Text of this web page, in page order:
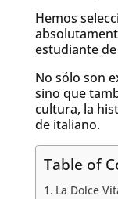
Hemos
estudiante
No sólo son
sino que
cultura, la
de italiano.
Table of
La Dolce